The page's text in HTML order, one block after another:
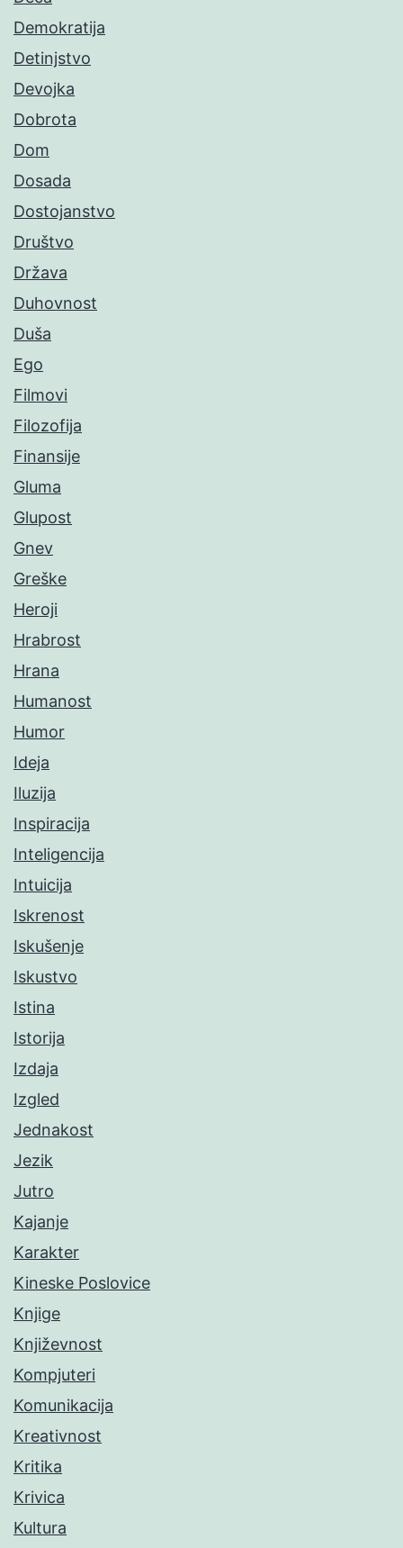
Demokratija
Detinjstvo
Devojka
Dobrota
Dom
Dosada
Dostojanstvo
Društvo
Država
Duhovnost
Duša
Ego
Filmovi
Filozofija
Finansije
Gluma
Glupost
Gnev
Greške
Heroji
Hrabrost
Hrana
Humanost
Humor
Ideja
Iluzija
Inspiracija
Inteligencija
Intuicija
Iskrenost
Iskušenje
Iskustvo
Istina
Istorija
Izdaja
Izgled
Jednakost
Jezik
Jutro
Kajanje
Karakter
Kineske Poslovice
Knjige
Književnost
Kompjuteri
Komunikacija
Kreativnost
Kritika
Krivica
Kultura